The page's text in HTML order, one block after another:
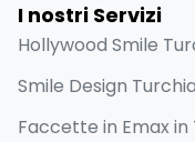
I nostri Servizi
Hollywood Smile
Smile Design Turchia
Faccette in Emax in